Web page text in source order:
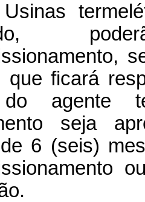
que ficará
agente
seja
6 (seis)